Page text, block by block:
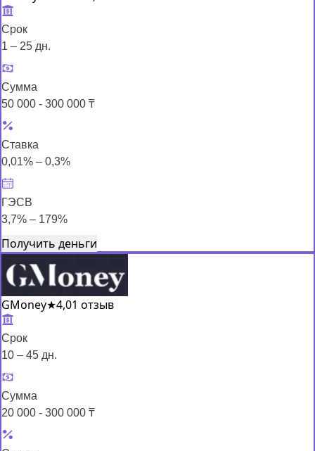
Срок
1 – 25 дн.
Сумма
50 000 - 300 000 ₸
Ставка
0,01% – 0,3%
ГЭСВ
3,7% – 179%
Получить деньги
GMoney★4,01 отзыв
Срок
10 – 45 дн.
Сумма
20 000 - 300 000 ₸